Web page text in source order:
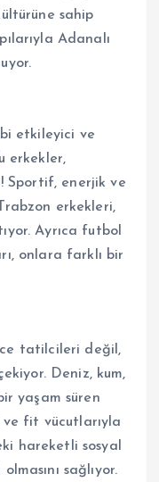
sahip
Adanalı
etkileyici ve
erkekler,
Sportif, enerjik ve
erkekleri,
Ayrıca futbol
onlara farklı bir
tatilcileri değil,
Deniz, kum,
yaşam süren
fit vücutlarıyla
hareketli sosyal
sağlıyor.